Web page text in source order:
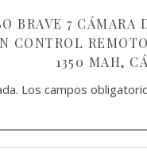
BRAVE 7
CONTROL
1350 MAH,
Los campos